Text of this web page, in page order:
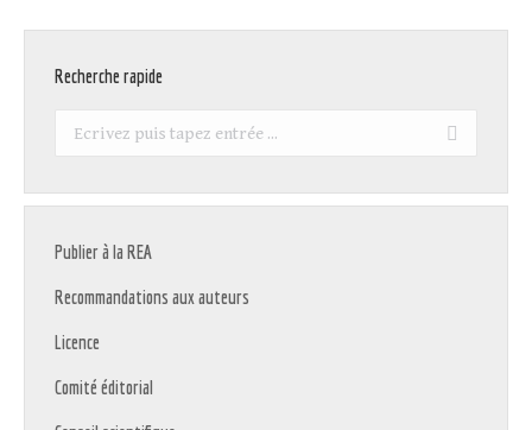
Recherche rapide
Recherche
Publier à la REA
Recommandations aux auteurs
Licence
Comité éditorial